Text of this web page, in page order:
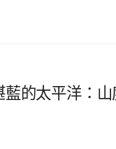
的太平洋：山